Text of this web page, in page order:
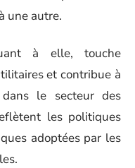
une autre.
à elle, touche
et contribue à
le secteur des
les politiques
adoptées par les